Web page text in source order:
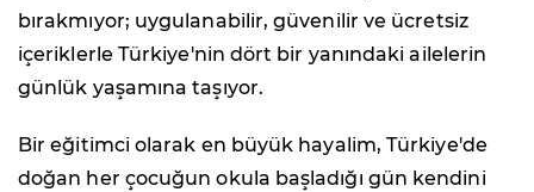
bırakmıyor; uygulanabilir, güvenilir ve ücretsiz
içeriklerle Türkiye'nin dört bir yanındaki ailelerin
günlük yaşamına taşıyor.
Bir eğitimci olarak en büyük hayalim, Türkiye'de
doğan her çocuğun okula başladığı gün kendini